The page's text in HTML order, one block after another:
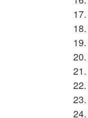
17.
18.
19.
20.
21.
22.
23.
24.